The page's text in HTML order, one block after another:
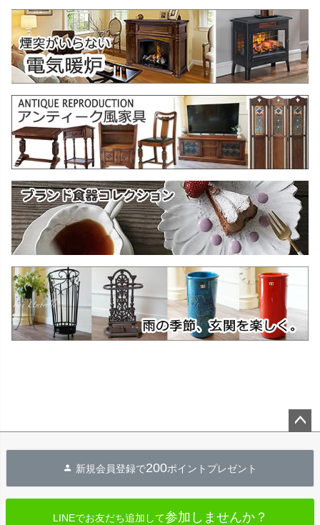
へ
新規会員登録で200ポイントプレゼント
LINEでお友だち追加して参加しませんか？